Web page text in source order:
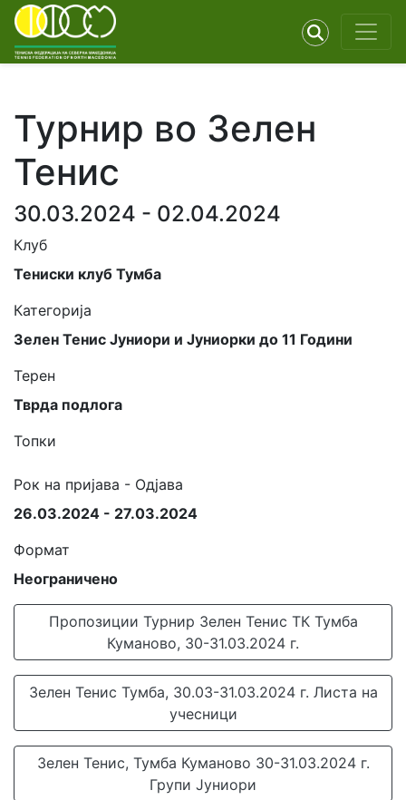
Турнир во Зелен
Тенис
30.03.2024 - 02.04.2024
Клуб
Тениски клуб Тумба
Категорија
Зелен Тенис Јуниори и Јуниорки до 11 Години
Терен
Тврда подлога
Топки
Рок на пријава - Одјава
26.03.2024 - 27.03.2024
Формат
Неограничено
Пропозиции Турнир Зелен Тенис ТК Тумба
Куманово, 30-31.03.2024 г.
Зелен Тенис Тумба, 30.03-31.03.2024 г. Листа на
учесници
Зелен Тенис, Тумба Куманово 30-31.03.2024 г.
Групи Јуниори